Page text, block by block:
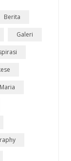
Berita
Galeri
Maria